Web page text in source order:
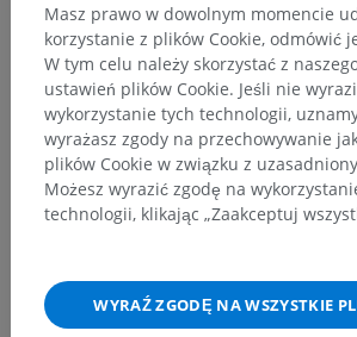
Zauważyłeś błąd?
Zachęcamy do przesyłania sugestii
tłumaczeń lub innych treści, które
lepszą jakość materiałów.
Zgłoś problem
POBIERZ APLIKACJĘ
Masz prawo w dowolnym momencie
korzystanie z plików Cookie, odmówić
W tym celu należy skorzystać z
ustawień plików Cookie. Jeśli nie
wykorzystanie tych technologii,
wyrażasz zgody na przechowywanie
plików Cookie w związku z
Możesz wyrazić zgodę na
technologii, klikając „Zaakceptuj
WYRAŹ ZGODĘ NA WSZYSTKIE